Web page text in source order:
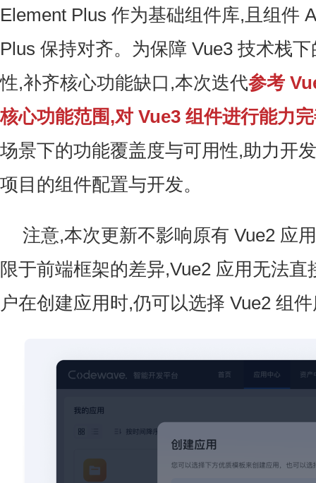
Element Plus 作为基础组件库,且组件
Plus 保持对齐。为保障 Vue3 技术栈
性,补齐核心功能缺口,本次迭代参考
核心功能范围,对 Vue3 组件进行能力
场景下的功能覆盖度与可用性,助力开
项目的组件配置与开发。
注意,本次更新不影响原有 Vue2 应
限于前端框架的差异,Vue2 应用无法直
户在创建应用时,仍可以选择 Vue2 组